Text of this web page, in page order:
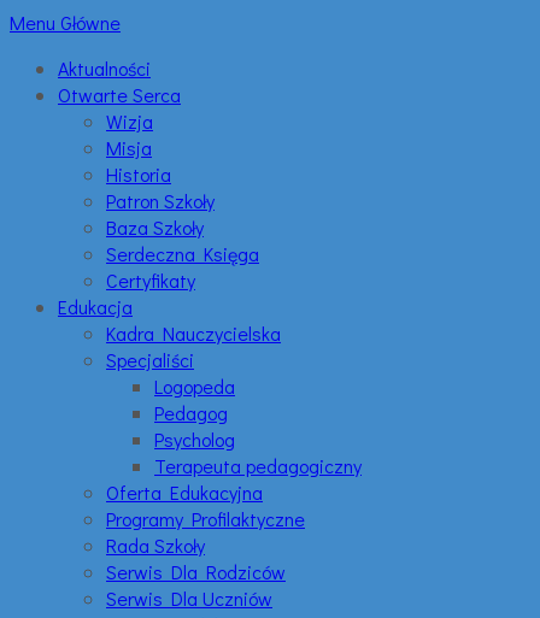
Menu Główne
Aktualności
Otwarte Serca
Wizja
Misja
Historia
Patron Szkoły
Baza Szkoły
Serdeczna Księga
Certyfikaty
Edukacja
Kadra Nauczycielska
Specjaliści
Logopeda
Pedagog
Psycholog
Terapeuta pedagogiczny
Oferta Edukacyjna
Programy Profilaktyczne
Rada Szkoły
Serwis Dla Rodziców
Serwis Dla Uczniów